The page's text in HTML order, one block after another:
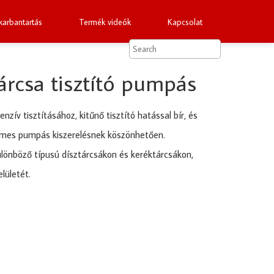
Termék videók Kapcsolat
tisztító pumpás
tisztításához, kitűnő tisztító hatással bír, és
pumpás kiszerelésnek köszönhetően.
típusú dísztárcsákon és keréktárcsákon,